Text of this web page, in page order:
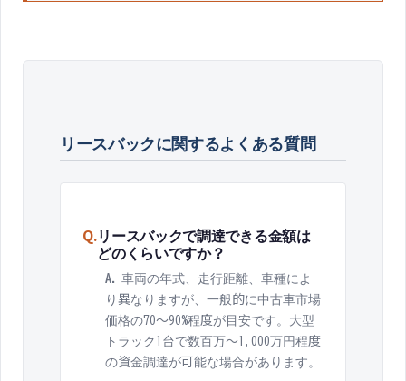
リースバックに関するよくある質問
Q.リースバックで調達できる金額は
どのくらいですか？
A. 車両の年式、走行距離、車種によ
り異なりますが、一般的に中古車市場
価格の70〜90%程度が目安です。大型
トラック1台で数百万〜1,000万円程度
の資金調達が可能な場合があります。